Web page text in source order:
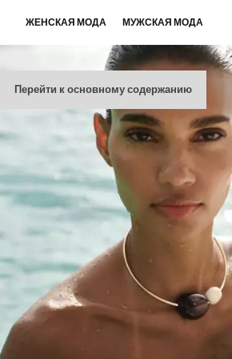
Перейти к основному содержанию
ЖЕНСКАЯ МОДА МУЖСКАЯ МОДА